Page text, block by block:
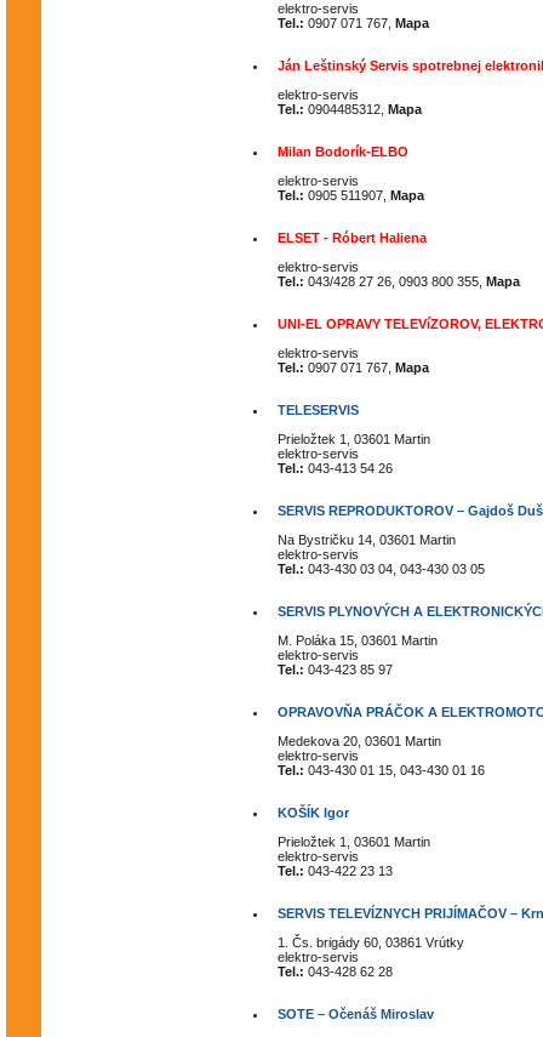
elektro-servis
Tel.: 0907 071 767, Mapa
Ján Leštinský Servis spotrebnej
elektro-servis
Tel.: 0904485312, Mapa
Milan Bodorík-ELBO
elektro-servis
Tel.: 0905 511907, Mapa
ELSET - Róbert Haliena
elektro-servis
Tel.: 043/428 27 26, 0903 800 355, Mapa
UNI-EL OPRAVY TELEVíZOROV,
elektro-servis
Tel.: 0907 071 767, Mapa
TELESERVIS
Prieložtek 1, 03601 Martin
elektro-servis
Tel.: 043-413 54 26
SERVIS REPRODUKTOROV – Gajdoš
Na Bystričku 14, 03601 Martin
elektro-servis
Tel.: 043-430 03 04, 043-430 03 05
SERVIS PLYNOVÝCH A
M. Poláka 15, 03601 Martin
elektro-servis
Tel.: 043-423 85 97
OPRAVOVŇA PRÁČOK A
Medekova 20, 03601 Martin
elektro-servis
Tel.: 043-430 01 15, 043-430 01 16
KOŠÍK Igor
Prieložtek 1, 03601 Martin
elektro-servis
Tel.: 043-422 23 13
SERVIS TELEVÍZNYCH PRIJÍMAČOV –
1. Čs. brigády 60, 03861 Vrútky
elektro-servis
Tel.: 043-428 62 28
SOTE – Očenáš Miroslav